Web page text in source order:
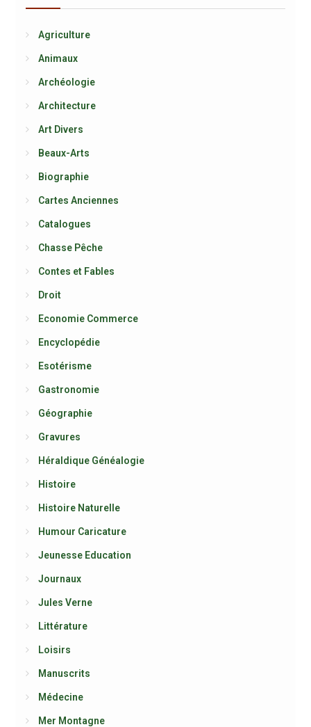
Agriculture
Animaux
Archéologie
Architecture
Art Divers
Beaux-Arts
Biographie
Cartes Anciennes
Catalogues
Chasse Pêche
Contes et Fables
Droit
Economie Commerce
Encyclopédie
Esotérisme
Gastronomie
Géographie
Gravures
Héraldique Généalogie
Histoire
Histoire Naturelle
Humour Caricature
Jeunesse Education
Journaux
Jules Verne
Littérature
Loisirs
Manuscrits
Médecine
Mer Montagne